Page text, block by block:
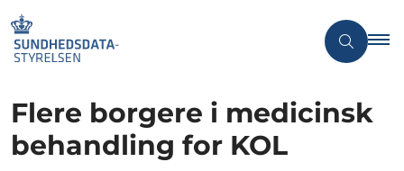
Flere borgere i medicinsk
behandling for KOL